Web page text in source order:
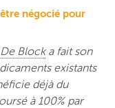
négocié pour
Blocka fait son
aments existants
déjà du
à 100% par